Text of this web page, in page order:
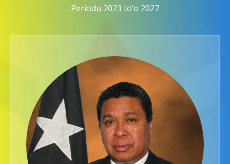
Periodu 2023 to’o 2027